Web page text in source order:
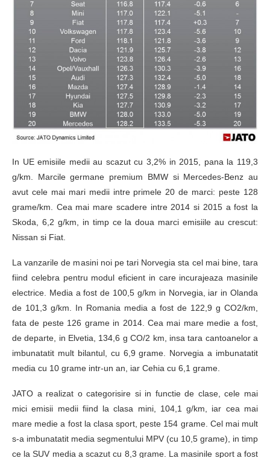
In UE emisiile medii au scazut cu 3,2% in 2015, pana la 119,3
g/km. Marcile germane premium BMW si Mercedes-Benz au
avut cele mai mari medii intre primele 20 de marci: peste 128
grame/km. Cea mai mare scadere intre 2014 si 2015 a fost la
Skoda, 6,2 g/km, in timp ce la doua marci emisiile au crescut:
Nissan si Fiat.
La vanzarile de masini noi pe tari Norvegia sta cel mai bine, tara
fiind celebra pentru modul eficient in care incurajeaza masinile
electrice. Media a fost de 100,5 g/km in Norvegia, iar in Olanda
de 101,3 g/km. In Romania media a fost de 122,9 g CO2/km,
fata de peste 126 grame in 2014. Cea mai mare medie a fost,
de departe, in Elvetia, 134,6 g CO/2 km, insa tara cantoanelor a
imbunatatit mult bilantul, cu 6,9 grame. Norvegia a imbunatatit
media cu 10 grame intr-un an, iar Cehia cu 6,1 grame.
JATO a realizat o categorisire si in functie de clase, cele mai
mici emisii medii fiind la clasa mini, 104,1 g/km, iar cea mai
mare medie a fost la clasa sport, peste 154 grame. Cel mai mult
s-a imbunatatit media segmentului MPV (cu 10,5 grame), in timp
ce la SUV media a scazut cu 8,3 grame. La masinile sport a fost